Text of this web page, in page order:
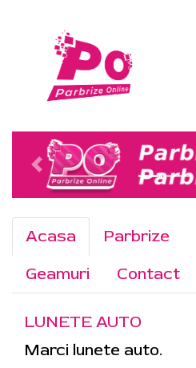
Acasa Parbrize
Geamuri
Contact
LUNETE AUTO
Marci lunete auto.